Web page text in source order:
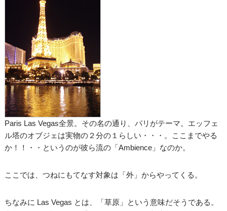
Paris Las Vegas全景。その名の通り、パリがテーマ。エッフェ
ル塔のオブジェは実物の２分の１らしい・・・。ここまでやる
か！！・・というのが彼ら流の「Ambience」なのか。
ここでは、つねにもてなす対象は「外」からやってくる。
ちなみに Las Vegas とは、「草原」という意味だそうである。